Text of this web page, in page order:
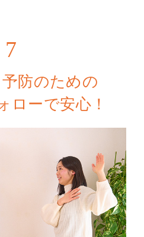
7
防のための
ローで安心！